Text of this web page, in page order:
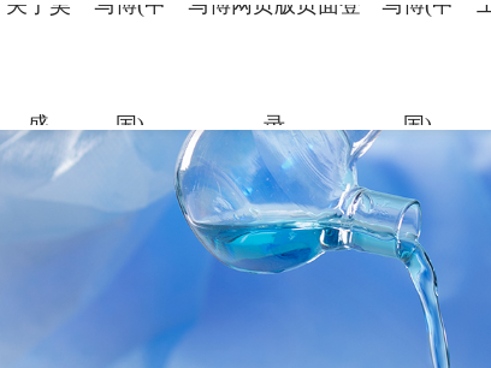
关于昊
盛
关于昊盛
打造绿色建材，共筑美好生
企业
马博(中
国)
马博(中国)
打造绿色建材，共筑美好生
新
马博网页版页面登
录
马博网页版页面
登录
裂
加固
马博(中
国)
马博(中国)
打造绿色建材，共筑美好生
科研
工程案例 地标
交
工
合作伙伴
打造绿色建材，共筑美好生
合作
资讯中心
打造绿色建材，共筑美好生
企业